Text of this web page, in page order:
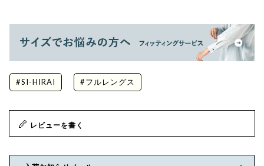
#SI-HIRAI #フルレングス
レビューを書く